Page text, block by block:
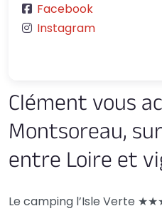
Facebook
Instagram
Clément vous
Montsoreau,
entre Loire et
Le camping l’Isle Verte